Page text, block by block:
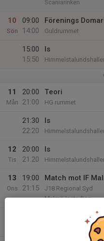
Scaniarinken
10
Sön
09:00
14:00
Förenings
Guldrummet
15:00
15:50
Is
11
Mån
20:00
21:00
Teori
HG rummet
21:30
22:20
Is
12
Tis
20:00
21:20
Is
13
Ons
19:00
21:15
Match mot IF
J18 Regional Syd
Malmö Isstadion